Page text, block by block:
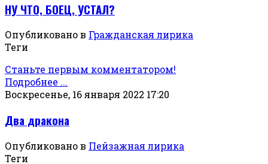
НУ ЧТО, БОЕЦ, УСТАЛ?
Опубликовано в Гражданская лирика
Теги
Станьте первым комментатором!
Подробнее ...
Воскресенье, 16 января 2022 17:20
Два дракона
Опубликовано в Пейзажная лирика
Теги